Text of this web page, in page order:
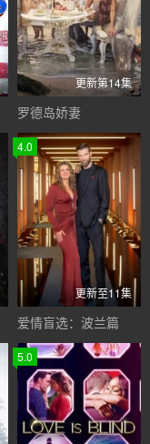
更新第14集
罗德岛娇妻
4.0
更新至11集
爱情盲选：波兰篇
5.0